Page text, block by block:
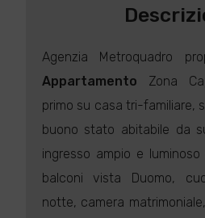
Agenzia Metroquadro
Appartamento Zona
primo su casa tri-familiare,
buono stato abitabile da
ingresso ampio e
balconi vista Duomo,
notte, camera